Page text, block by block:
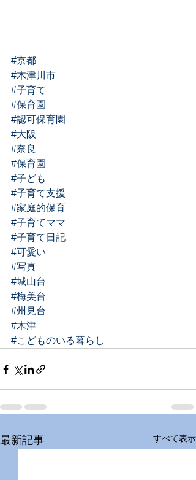
#京都
#木津川市
#子育て
#保育園
#認可保育園
#大阪
#奈良
#保育園
#子ども
#子育て支援
#家庭的保育
#子育てママ
#子育て日記
#可愛い
#写真
#城山台
#梅美台
#州見台
#木津
#こどものいる暮らし
最新記事 すべて表示